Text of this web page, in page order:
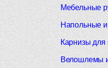
Мебельные
Напольные
Карнизы для
Велошлемы